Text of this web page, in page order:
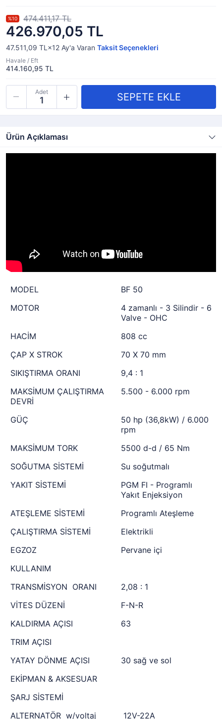
426.970,05 TL
%10 474.411,17 TL
47.511,09 TL×12 Ay'a Varan Taksit Seçenekleri
Havale / Eft
414.160,95 TL
Adet
Ürün Açıklaması
MODEL
BF 50
MOTOR
4 zamanlı - 3 Silindir - 6
Valve - OHC
HACİM
808 cc
ÇAP X STROK
70 X 70 mm
SIKIŞTIRMA ORANI
9,4 : 1
MAKSİMUM ÇALIŞTIRMA
DEVRİ
5.500 - 6.000 rpm
GÜÇ
50 hp (36,8kW) / 6.000
rpm
MAKSİMUM TORK
5500 d-d / 65 Nm
SOĞUTMA SİSTEMİ
Su soğutmalı
YAKIT SİSTEMİ
PGM FI - Programlı
Yakıt Enjeksiyon
ATEŞLEME SİSTEMİ
Programlı Ateşleme
ÇALIŞTIRMA SİSTEMİ
Elektrikli
EGZOZ
Pervane içi
KULLANIM
TRANSMİSYON ORANI
2,08 : 1
VİTES DÜZENİ
F-N-R
KALDIRMA AÇISI
63
TRIM AÇISI
YATAY DÖNME AÇISI
30 sağ ve sol
EKİPMAN & AKSESUAR
ŞARJ SİSTEMİ
ALTERNATÖR w/voltaj
12V-22A